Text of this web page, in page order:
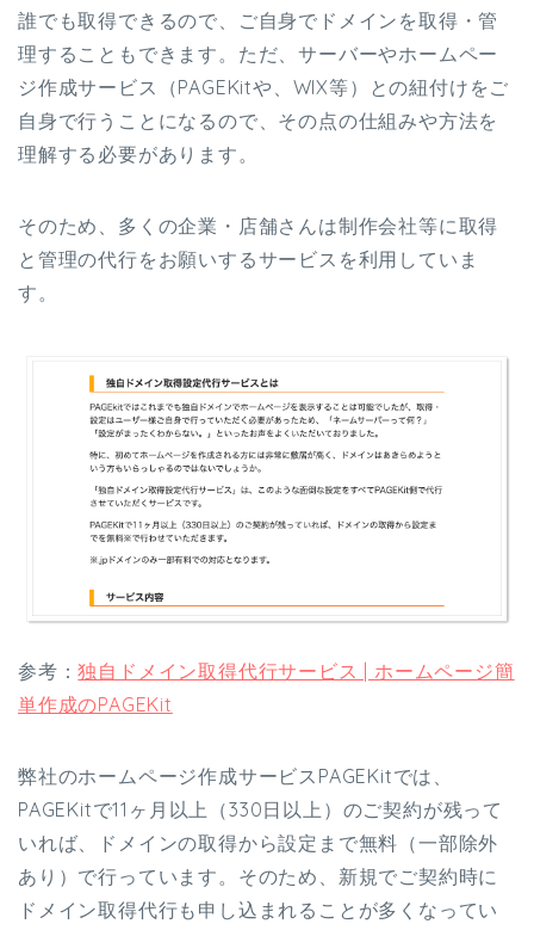
誰でも取得できるので、ご自身でドメインを取得・管
理することもできます。ただ、サーバーやホームペー
ジ作成サービス（PAGEKitや、WIX等）との紐付けをご
自身で行うことになるので、その点の仕組みや方法を
理解する必要があります。
そのため、多くの企業・店舗さんは制作会社等に取得
と管理の代行をお願いするサービスを利用していま
す。
参考：独自ドメイン取得代行サービス | ホームページ簡
単作成のPAGEKit
弊社のホームページ作成サービスPAGEKitでは、
PAGEKitで11ヶ月以上（330日以上）のご契約が残って
いれば、ドメインの取得から設定まで無料（一部除外
あり）で行っています。そのため、新規でご契約時に
ドメイン取得代行も申し込まれることが多くなってい